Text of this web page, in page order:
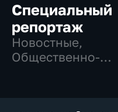
Специальный
репортаж
Новостные,
Общественно-